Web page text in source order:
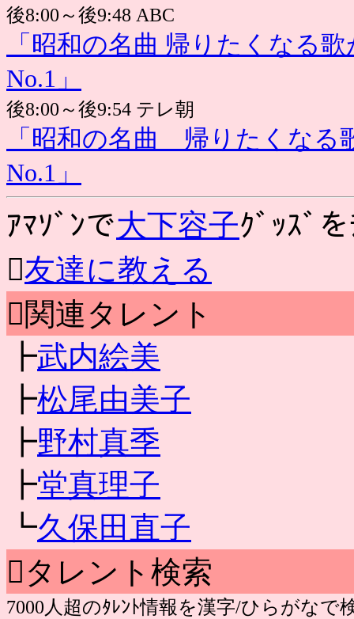
後8:00～後9:48 ABC
「昭和の名曲 帰りたくなる
No.1」
後8:00～後9:54 テレ朝
「昭和の名曲 帰りたくな
No.1」
ｱﾏｿﾞﾝで大下容子ｸﾞｯｽﾞ
友達に教える
関連タレント
┣武内絵美
┣松尾由美子
┣野村真季
┣堂真理子
┗久保田直子
タレント検索
7000人超のﾀﾚﾝﾄ情報を漢字/ひらがなで